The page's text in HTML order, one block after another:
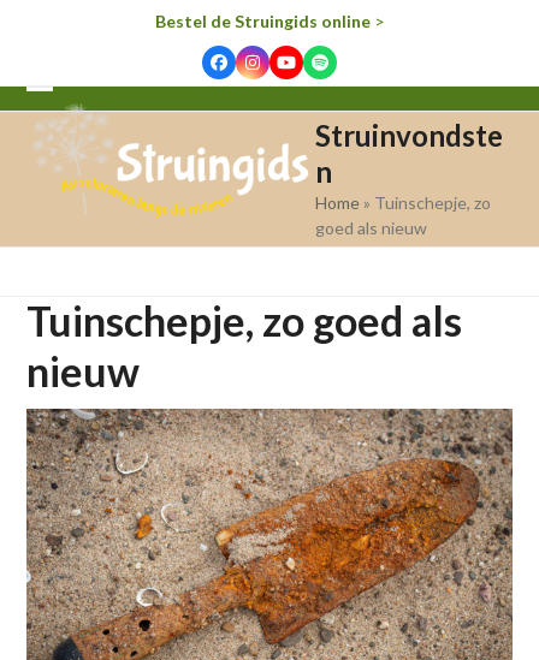
Bestel de Struingids online>
FacebookInstagram
YouTube
Spotify
Open
mobile
menu
Close
mobile
menu
Struinvondste
n
Home » Tuinschepje, zo
goed als nieuw
Tuinschepje, zo goed als
nieuw